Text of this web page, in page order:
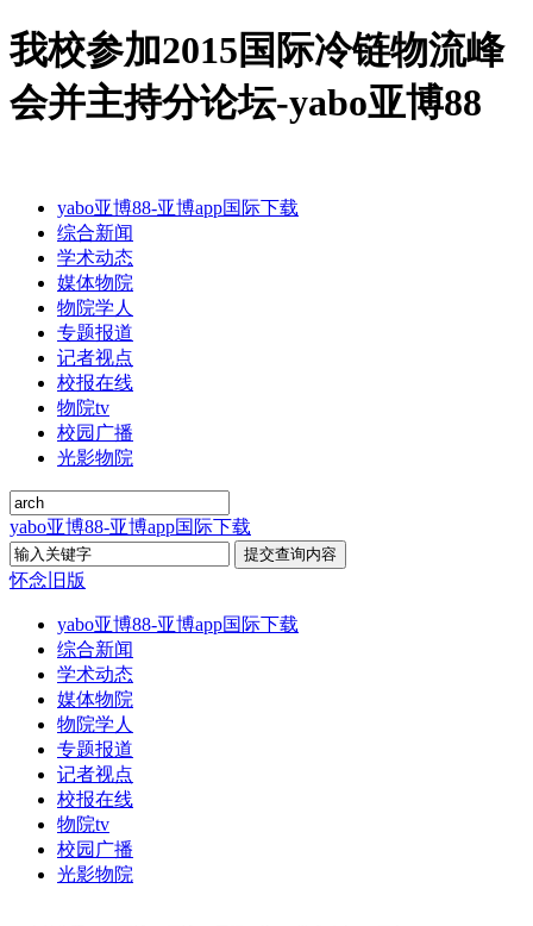
我校参加2015国际冷链物流峰
会并主持分论坛-yabo亚博88
yabo亚博88-亚博app国际下载
综合新闻
学术动态
媒体物院
物院学人
专题报道
记者视点
校报在线
物院tv
校园广播
光影物院
yabo亚博88-亚博app国际下载
怀念旧版
yabo亚博88-亚博app国际下载
综合新闻
学术动态
媒体物院
物院学人
专题报道
记者视点
校报在线
物院tv
校园广播
光影物院